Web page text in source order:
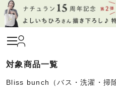
Bliss bunch（バス・洗濯・掃